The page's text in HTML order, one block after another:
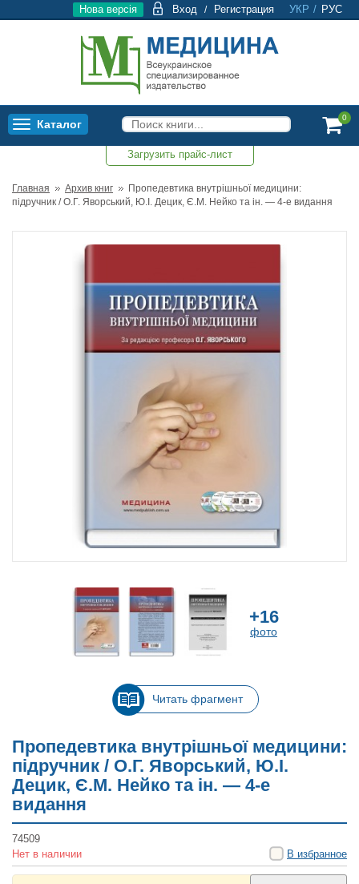
УКР / РУС
Вход / Регистрация
Нова версія
Toggle
Каталог
0
Загрузить прайс-лист
Главная Архив книг
Пропедевтика внутрішньої медицини:
підручник / О.Г. Яворський, Ю.І. Децик, Є.М. Нейко та ін. — 4-е видання
+16
фото
Читать фрагмент
Пропедевтика внутрішньої медицини:
підручник / О.Г. Яворський, Ю.І.
Децик, Є.М. Нейко та ін. — 4-е
видання
74509
Нет в наличии
В избранное